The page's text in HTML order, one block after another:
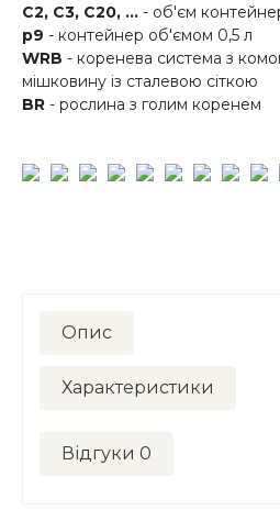
C2, C3, C20, ... - об'єм
p9 - контейнер об'ємом 0,5 л
WRB - коренева система з
мішковину із сталевою сіткою
BR - рослина з голим коренем
Опис
Характеристики
Відгуки 0